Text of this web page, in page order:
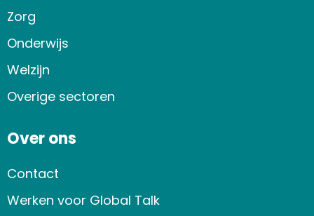
Zorg
Onderwijs
Welzijn
Overige sectoren
Over ons
Contact
Werken voor Global Talk